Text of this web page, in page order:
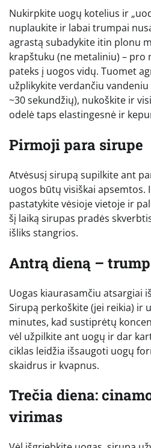
Nukirpkite uogų kotelius ir
nuplaukite ir labai trumpai
agrastą subadykite itin plonu
krapštuku (ne metaliniu) – pro
pateks į uogos vidų. Tuomet
užplikykite verdančiu
~30 sekundžių), nukoškite ir
odelė taps elastingesnė ir
Pirmoji para sirupe
Atvėsusį sirupą supilkite ant
uogos būtų visiškai apsemtos.
pastatykite vėsioje vietoje ir
šį laiką sirupas pradės
išliks stangrios.
Antrą dieną –
Uogas kiaurasamčiu atsargiai
Sirupą perkoškite (jei reikia) ir
minutes, kad sustiprėtų
vėl užpilkite ant uogų ir dar
ciklas leidžia išsaugoti uogų
skaidrus ir kvapnus.
Trečia diena:
virimas